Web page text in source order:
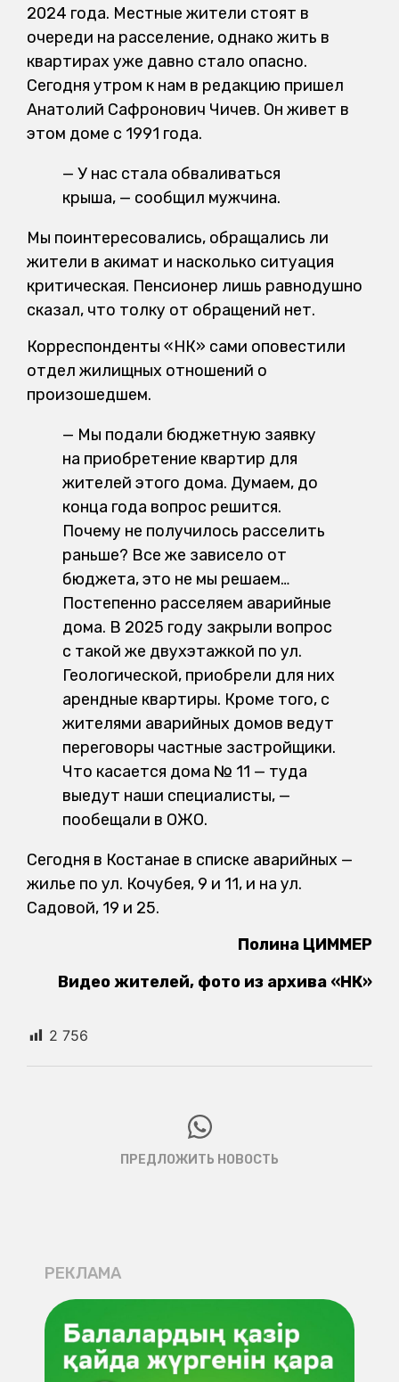
2024 года. Местные жители стоят в
очереди на расселение, однако жить в
квартирах уже давно стало опасно.
Сегодня утром к нам в редакцию пришел
Анатолий Сафронович Чичев. Он живет в
этом доме с 1991 года.
— У нас стала обваливаться
крыша, — сообщил мужчина.
Мы поинтересовались, обращались ли
жители в акимат и насколько ситуация
критическая. Пенсионер лишь равнодушно
сказал, что толку от обращений нет.
Корреспонденты «НК» сами оповестили
отдел жилищных отношений о
произошедшем.
— Мы подали бюджетную заявку
на приобретение квартир для
жителей этого дома. Думаем, до
конца года вопрос решится.
Почему не получилось расселить
раньше? Все же зависело от
бюджета, это не мы решаем…
Постепенно расселяем аварийные
дома. В 2025 году закрыли вопрос
с такой же двухэтажкой по ул.
Геологической, приобрели для них
арендные квартиры. Кроме того, с
жителями аварийных домов ведут
переговоры частные застройщики.
Что касается дома № 11 — туда
выедут наши специалисты, —
пообещали в ОЖО.
Сегодня в Костанае в списке аварийных —
жилье по ул. Кочубея, 9 и 11, и на ул.
Садовой, 19 и 25.
Полина ЦИММЕР
Видео жителей, фото из архива «НК»
2 756
ПРЕДЛОЖИТЬ НОВОСТЬ
РЕКЛАМА